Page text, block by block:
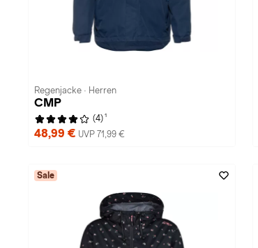
Regenjacke · Herren
CMP
(4) 1
48,99 € UVP 71,99 €
Sale